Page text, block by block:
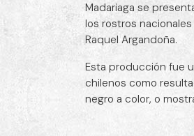
Madariaga se
los rostros
Raquel Argandoña.
Esta producción fue
chilenos como
negro a color, o